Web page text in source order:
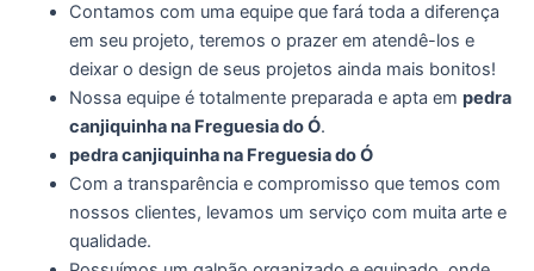
Contamos com uma equipe que fará toda a diferença
em seu projeto, teremos o prazer em atendê-los e
deixar o design de seus projetos ainda mais bonitos!
Nossa equipe é totalmente preparada e apta em pedra
canjiquinha na Freguesia do Ó.
pedra canjiquinha na Freguesia do Ó
Com a transparência e compromisso que temos com
nossos clientes, levamos um serviço com muita arte e
qualidade.